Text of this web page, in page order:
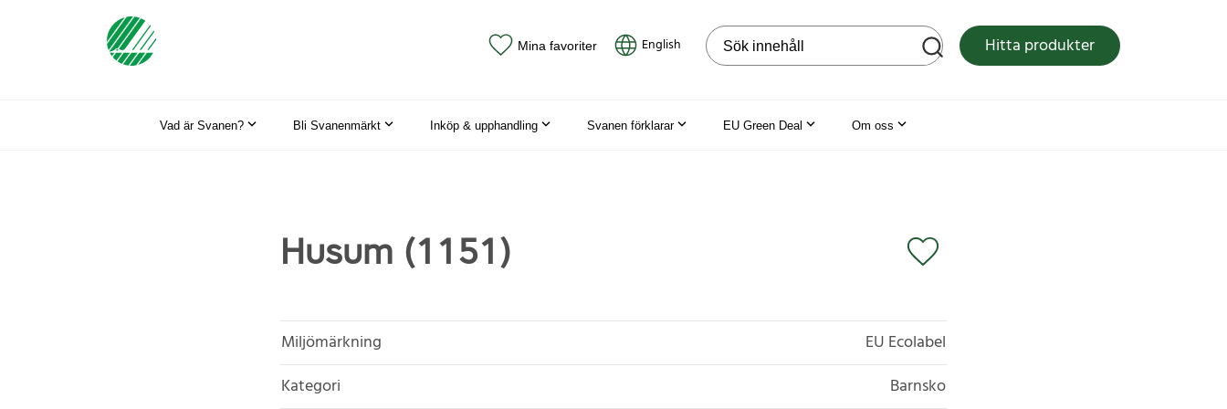
Mina favoriter English Sök på webbplatsen Hitta produkter
Vad är Svanen? Bli Svanenmärkt Inköp & upphandling Svanen förklarar EU Green Deal Om oss
Husum (1151)
Miljömärkning
EU Ecolabel
Kategori
Barnsko